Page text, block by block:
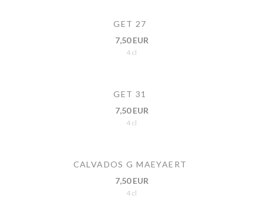
GET 27
7,50 EUR
4 cl
GET 31
7,50 EUR
4 cl
CALVADOS G MAEYAERT
7,50 EUR
4 cl